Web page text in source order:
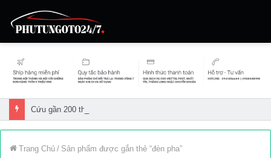
Cứu gần 200 thuyền viên gặp sự cố trên biển
Trang Chủ / Sản phẩm được gắn thẻ “đèn pha”